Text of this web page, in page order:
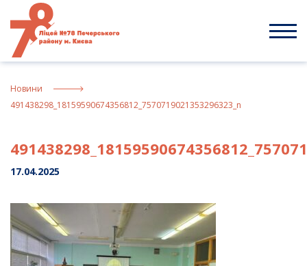
content
Новини
491438298_18159590674356812_7570719021353296323_n
17.04.2025